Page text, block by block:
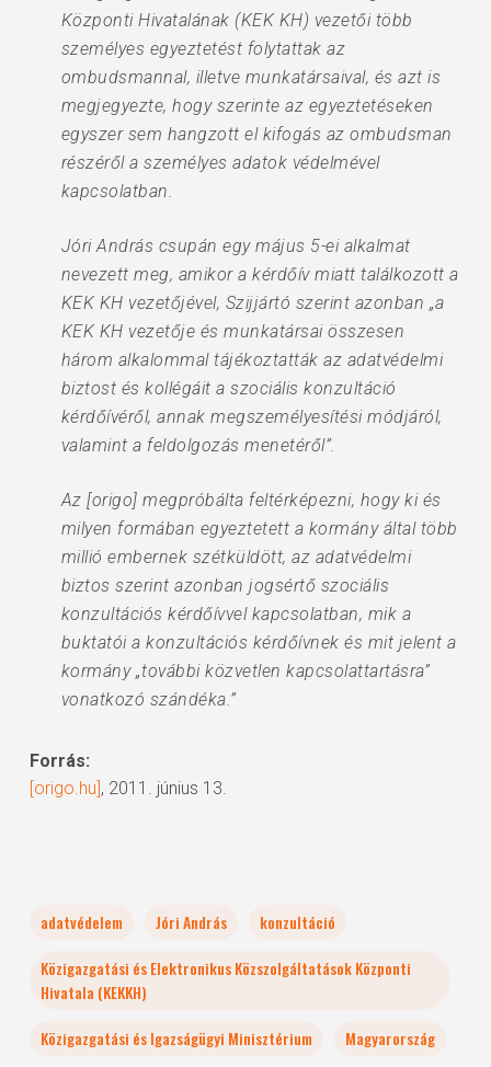
Központi Hivatalának (KEK KH) vezetői több
személyes egyeztetést folytattak az
ombudsmannal, illetve munkatársaival, és azt is
megjegyezte, hogy szerinte az egyeztetéseken
egyszer sem hangzott el kifogás az ombudsman
részéről a személyes adatok védelmével
kapcsolatban.
Jóri András csupán egy május 5-ei alkalmat
nevezett meg, amikor a kérdőív miatt találkozott a
KEK KH vezetőjével, Szijjártó szerint azonban „a
KEK KH vezetője és munkatársai összesen
három alkalommal tájékoztatták az adatvédelmi
biztost és kollégáit a szociális konzultáció
kérdőívéről, annak megszemélyesítési módjáról,
valamint a feldolgozás menetéről”.
Az [origo] megpróbálta feltérképezni, hogy ki és
milyen formában egyeztetett a kormány által több
millió embernek szétküldött, az adatvédelmi
biztos szerint azonban jogsértő szociális
konzultációs kérdőívvel kapcsolatban, mik a
buktatói a konzultációs kérdőívnek és mit jelent a
kormány „további közvetlen kapcsolattartásra”
vonatkozó szándéka.”
Forrás:
[origo.hu], 2011. június 13.
adatvédelem Jóri András
konzultáció
Közigazgatási és Elektronikus Közszolgáltatások Központi
Hivatala (KEKKH)
Közigazgatási és Igazságügyi Minisztérium
Magyarország